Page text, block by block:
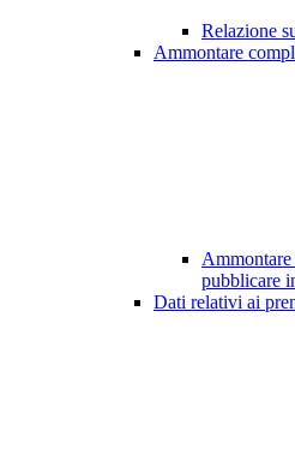
Relazione
Ammontare
pubblicare
Dati relativi ai